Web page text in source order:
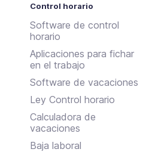
Control horario
Software de control
horario
Aplicaciones para fichar
en el trabajo
Software de vacaciones
Ley Control horario
Calculadora de
vacaciones
Baja laboral